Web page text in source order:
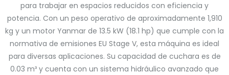
para trabajar en espacios reducidos con eficiencia y
potencia. Con un peso operativo de aproximadamente 1,910
kg y un motor Yanmar de 13.5 kW (18.1 hp) que cumple con la
normativa de emisiones EU Stage V, esta máquina es ideal
para diversas aplicaciones. Su capacidad de cuchara es de
0.03 m³ y cuenta con un sistema hidráulico avanzado que